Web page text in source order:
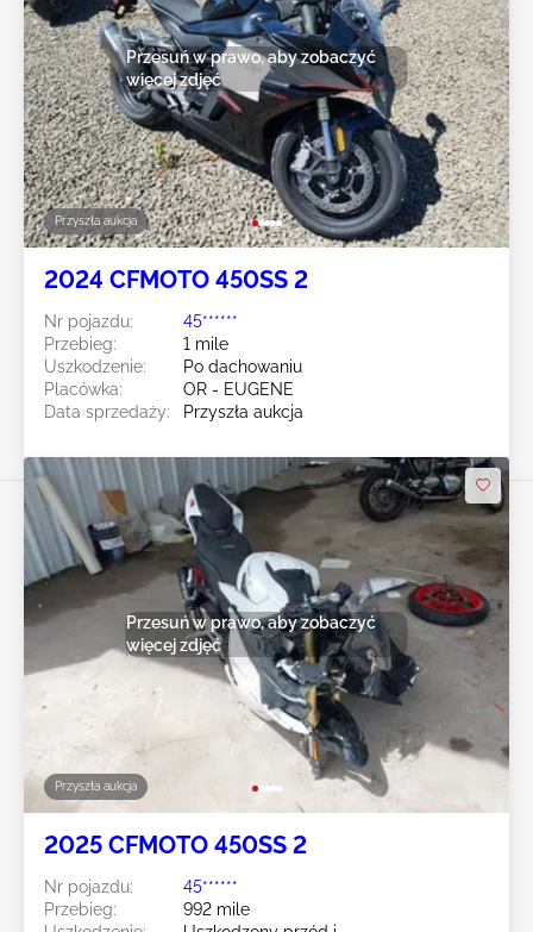
Przyszła aukcja
Przesuń w prawo, aby zobaczyć
więcej zdjęć
2024 CFMOTO 450SS 2
Nr pojazdu:
45******
Przebieg:
1 mile
Uszkodzenie:
Po dachowaniu
Placówka:
OR - EUGENE
Data sprzedaży:
Przyszła aukcja
Przyszła aukcja
Przesuń w prawo, aby zobaczyć
więcej zdjęć
2025 CFMOTO 450SS 2
Nr pojazdu:
45******
Przebieg:
992 mile